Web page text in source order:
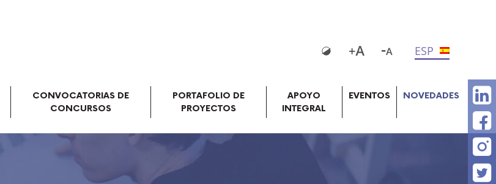
ESP
CONVOCATORIAS DE
CONCURSOS
PORTAFOLIO DE
PROYECTOS
APOYO
INTEGRAL
EVENTOS NOVEDADES